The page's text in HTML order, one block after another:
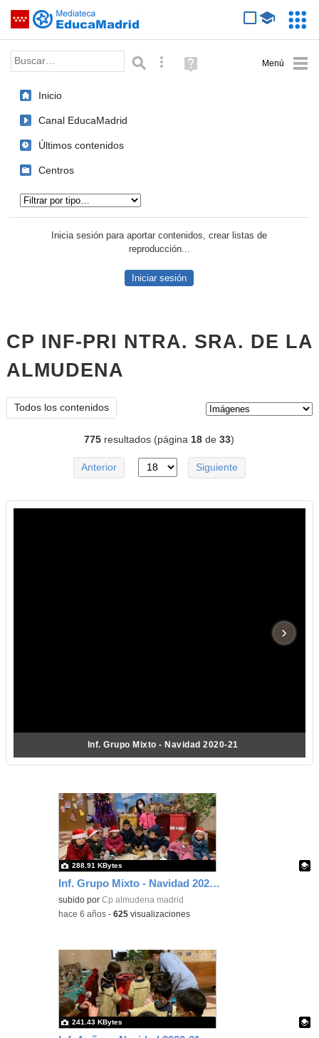
Saltar navegación
Palabra o frase: Búsqueda avanzada
Ayuda
(en
Inicio
Canal EducaMadrid
Últimos contenidos
Centros
Inicia sesión para aportar contenidos, crear listas de
reproducción...
Iniciar sesión
CP INF-PRI NTRA. SRA. DE LA
ALMUDENA
Todos los contenidos
775 resultados (página18 de33)
Anterior Siguiente
Inf. Grupo Mixto - Navidad 2020-21
›
Inf. Grupo Mixto - Navidad 2020-21
Contenido educativo.
subido porCp almudena madrid
288.91 KBytes
-hace 6 años -625 visualizaciones
241.43 KBytes